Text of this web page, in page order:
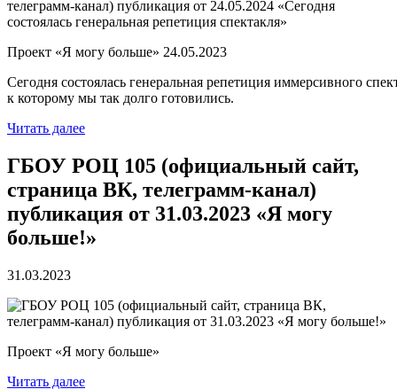
Проект «Я могу больше» 24.05.2023
Сегодня состоялась генеральная репетиция иммерсивного
к которому мы так долго готовились.
Читать далее
ГБОУ РОЦ 105 (официальный сайт,
страница ВК, телеграмм-канал)
публикация от 31.03.2023 «Я могу
больше!»
31.03.2023
Проект «Я могу больше»
Читать далее